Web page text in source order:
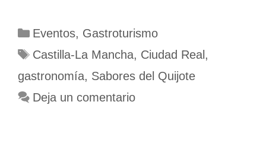
Categorías
Eventos, Gastroturismo
Etiquetas
Castilla-La Mancha, Ciudad Real ,
gastronomía, Sabores del Quijote
Deja un comentario